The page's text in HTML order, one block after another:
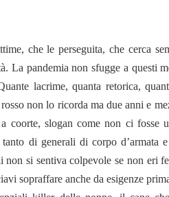
che le perseguita, che cerca
La pandemia non sfugge a questi
lacrime, quanta retorica,
non lo ricorda ma due anni e
coorte, slogan come non ci fosse
di generali di corpo d’armata
si sentiva colpevole se non eri
sopraffare anche da esigenze